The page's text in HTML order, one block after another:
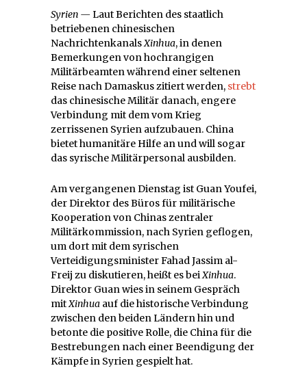
Syrien — LautBerichten des staatlich
betriebenen chinesischen
NachrichtenkanalsXinhua, in denen
Bemerkungen von hochrangigen
Militärbeamten während einer seltenen
Reise nach Damaskus zitiert werden, strebt
das chinesische Militär danach, engere
Verbindung mit dem vom Krieg
zerrissenen Syrien aufzubauen. China
bietet humanitäre Hilfe an und will sogar
das syrische Militärpersonal ausbilden.
Am vergangenen Dienstag ist Guan Youfei,
der Direktor des Büros für militärische
Kooperation von Chinas zentraler
Militärkommission, nach Syrien geflogen,
um dort mit dem syrischen
Verteidigungsminister Fahad Jassim al-
Freij zu diskutieren, heißt es beiXinhua.
Direktor Guan wies in seinem Gespräch
mitXinhua auf die historische Verbindung
zwischen den beiden Ländern hin und
betonte die positive Rolle, die China für die
Bestrebungen nach einer Beendigung der
Kämpfe in Syrien gespielt hat.